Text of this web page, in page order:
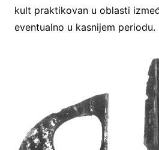
kult praktikovan u oblasti
eventualno u kasnijem periodu.